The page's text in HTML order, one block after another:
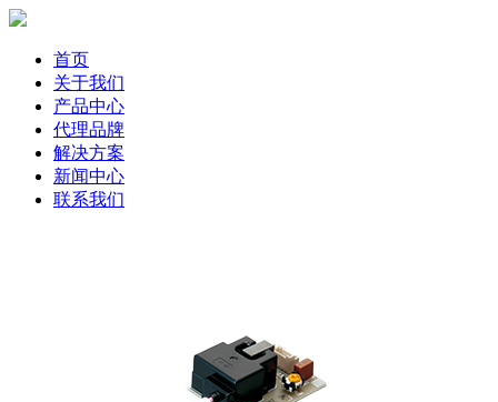
首页
关于我们
产品中心
代理品牌
解决方案
新闻中心
联系我们